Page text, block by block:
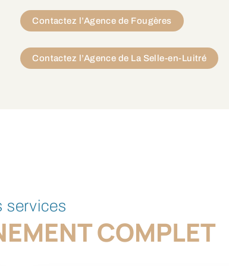
Contactez l’Agence de Fougères
Contactez l’Agence de La Selle-en-Luitré
services
COMPLET